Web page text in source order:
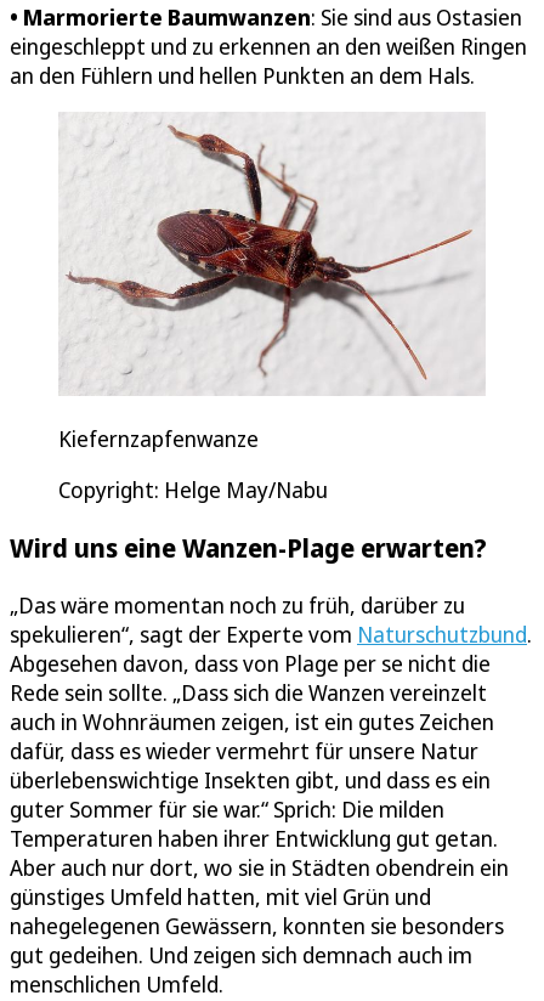
• Marmorierte Baumwanzen: Sie sind aus Ostasien
eingeschleppt und zu erkennen an den weißen Ringen
an den Fühlern und hellen Punkten an dem Hals.
Kiefernzapfenwanze
Copyright: Helge May/Nabu
Wird uns eine Wanzen-Plage erwarten?
„Das wäre momentan noch zu früh, darüber zu
spekulieren“, sagt der Experte vom Naturschutzbund.
Abgesehen davon, dass von Plage per se nicht die
Rede sein sollte. „Dass sich die Wanzen vereinzelt
auch in Wohnräumen zeigen, ist ein gutes Zeichen
dafür, dass es wieder vermehrt für unsere Natur
überlebenswichtige Insekten gibt, und dass es ein
guter Sommer für sie war.“ Sprich: Die milden
Temperaturen haben ihrer Entwicklung gut getan.
Aber auch nur dort, wo sie in Städten obendrein ein
günstiges Umfeld hatten, mit viel Grün und
nahegelegenen Gewässern, konnten sie besonders
gut gedeihen. Und zeigen sich demnach auch im
menschlichen Umfeld.